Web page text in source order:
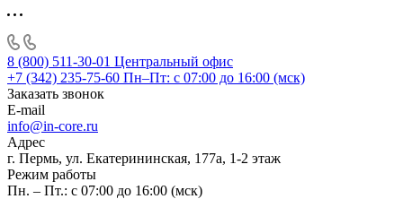
8 (800) 511-30-01 Центральный офис
+7 (342) 235-75-60 Пн–Пт: с 07:00 до 16:00 (мск)
Заказать звонок
E-mail
info@in-core.ru
Адрес
г. Пермь, ул. ​Екатерининская, 177а, ​1-2 этаж
Режим работы
Пн. – Пт.: с 07:00 до 16:00 (мск)